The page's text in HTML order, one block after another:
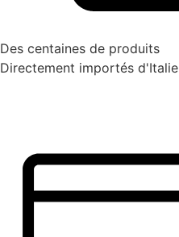
Des centaines de produits
Directement importés d'Italie